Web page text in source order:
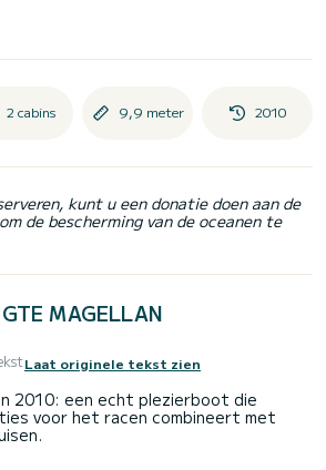
2 cabins 9,9 meter 2010
kunt u een donatie doen aan de
de bescherming van de oceanen te
MAGELLAN
Laat originele tekst zien
2010: een echt plezierboot die
voor het racen combineert met